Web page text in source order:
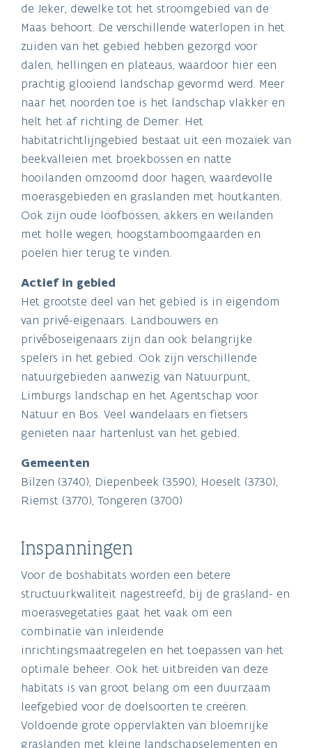
de Jeker, dewelke tot het stroomgebied van de
Maas behoort. De verschillende waterlopen in het
zuiden van het gebied hebben gezorgd voor
dalen, hellingen en plateaus, waardoor hier een
prachtig glooiend landschap gevormd werd. Meer
naar het noorden toe is het landschap vlakker en
helt het af richting de Demer. Het
habitatrichtlijngebied bestaat uit een mozaïek van
beekvalleien met broekbossen en natte
hooilanden omzoomd door hagen, waardevolle
moerasgebieden en graslanden met houtkanten.
Ook zijn oude loofbossen, akkers en weilanden
met holle wegen, hoogstamboomgaarden en
poelen hier terug te vinden.
Actief in gebied
Het grootste deel van het gebied is in eigendom
van privé-eigenaars. Landbouwers en
privéboseigenaars zijn dan ook belangrijke
spelers in het gebied. Ook zijn verschillende
natuurgebieden aanwezig van Natuurpunt,
Limburgs landschap en het Agentschap voor
Natuur en Bos. Veel wandelaars en fietsers
genieten naar hartenlust van het gebied.
Gemeenten
Bilzen (3740), Diepenbeek (3590), Hoeselt (3730),
Riemst (3770), Tongeren (3700)
Inspanningen
Voor de boshabitats worden een betere
structuurkwaliteit nagestreefd, bij de grasland- en
moerasvegetaties gaat het vaak om een
combinatie van inleidende
inrichtingsmaatregelen en het toepassen van het
optimale beheer. Ook het uitbreiden van deze
habitats is van groot belang om een duurzaam
leefgebied voor de doelsoorten te creëren.
Voldoende grote oppervlakten van bloemrijke
graslanden met kleine landschapselementen en